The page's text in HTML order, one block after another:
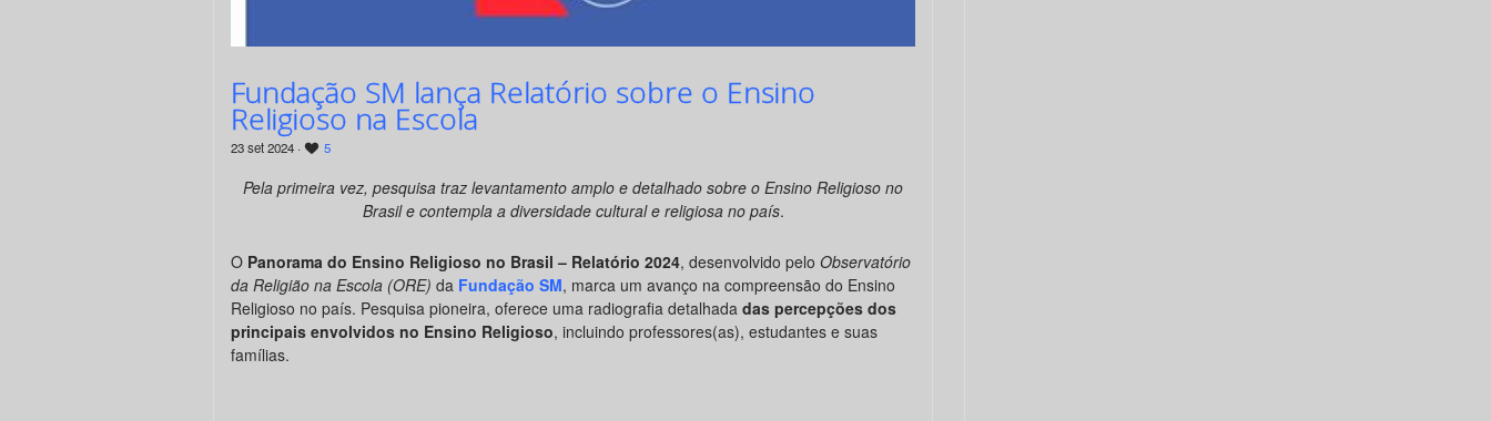
Fundação SM lança Relatório sobre o Ensino
Religioso na Escola
23 set 2024 · 5
Pela primeira vez, pesquisa traz levantamento amplo e detalhado sobre o Ensino Religioso no
Brasil e contempla a diversidade cultural e religiosa no país.
O Panorama do Ensino Religioso no Brasil – Relatório 2024, desenvolvido pelo Observatório
da Religião na Escola (ORE) da Fundação SM, marca um avanço na compreensão do Ensino
Religioso no país. Pesquisa pioneira, oferece uma radiografia detalhada das percepções dos
principais envolvidos no Ensino Religioso, incluindo professores(as), estudantes e suas
famílias.